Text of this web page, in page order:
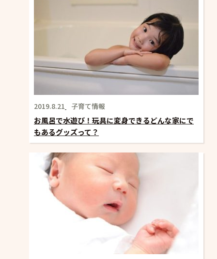
2019.8.21 子育て情報
お風呂で水遊び！玩具に変身できるどんな家にで
もあるグッズって？